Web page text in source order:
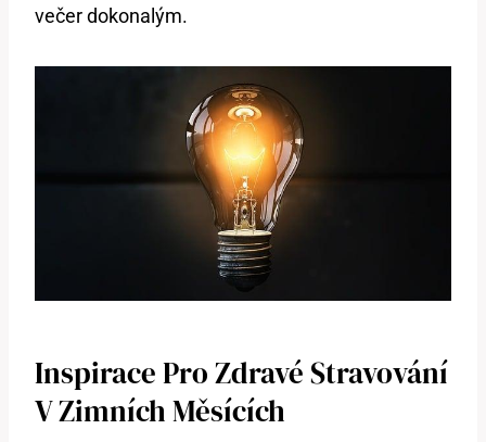
večer dokonalým.
Inspirace Pro Zdravé Stravování
V Zimních Měsících